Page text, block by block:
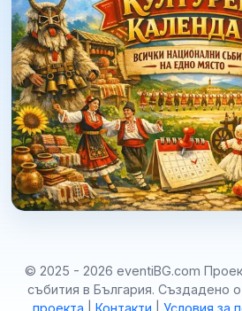
© 2025 - 2026 eventiBG.com
събития в България. Създадено